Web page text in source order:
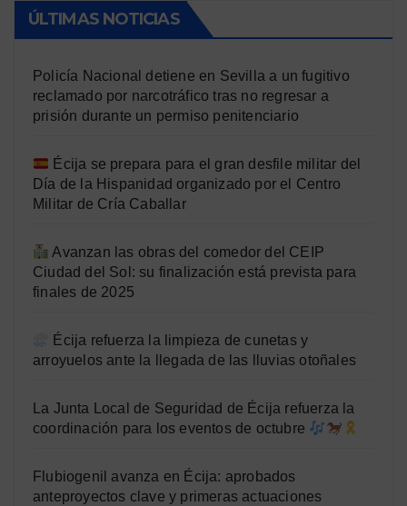
ÚLTIMAS NOTICIAS
Policía Nacional detiene en Sevilla a un fugitivo
reclamado por narcotráfico tras no regresar a
prisión durante un permiso penitenciario
Écija se prepara para el gran desfile militar del
Día de la Hispanidad organizado por el Centro
Militar de Cría Caballar
Avanzan las obras del comedor del CEIP
Ciudad del Sol: su finalización está prevista para
finales de 2025
Écija refuerza la limpieza de cunetas y
arroyuelos ante la llegada de las lluvias otoñales
La Junta Local de Seguridad de Écija refuerza la
coordinación para los eventos de octubre
Flubiogenil avanza en Écija: aprobados
anteproyectos clave y primeras actuaciones